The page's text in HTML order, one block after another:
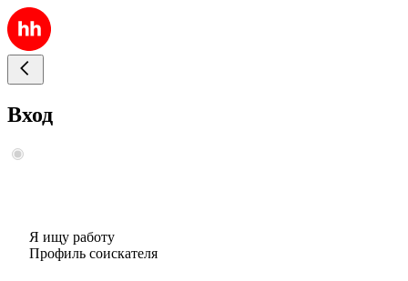
Вход
Я ищу работу
Профиль соискателя